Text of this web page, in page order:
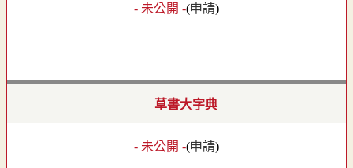
- 未公開 -(申請)
草書大字典
- 未公開 -(申請)